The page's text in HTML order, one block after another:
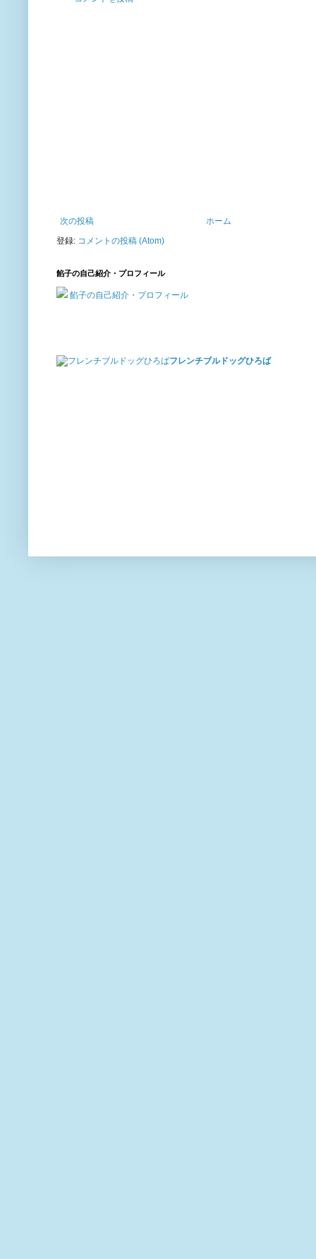
次の投稿
ホーム
登録: コメントの投稿 (Atom)
餡子の自己紹介・プロフィール
餡子の自己紹介・プロフィール
フレンチブルドッグひろば